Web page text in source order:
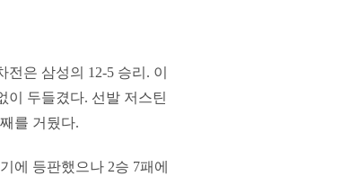
은 삼성의 12-5 승리. 이
이 두들겼다. 선발 저스틴
를 거뒀다.
에 등판했으나 2승 7패에